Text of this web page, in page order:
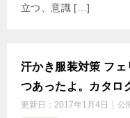
立つ、意識 […]
汗かき服装対策 フ
つあったよ。カタロ
更新日： 2017年1月4日 公